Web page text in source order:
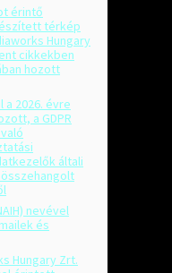
érintő
térkép
Hungary
cikkekben
hozott
a 2026. évre
a GDPR
általi
nevével
és
Hungary Zrt.